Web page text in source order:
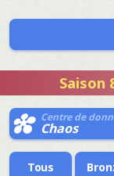
Saison
Centre de
Chaos
Tous